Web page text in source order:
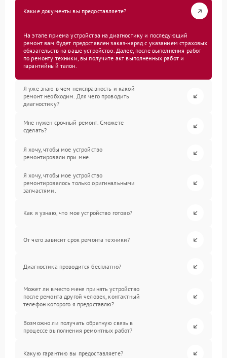
Какие документы вы предоставляете?
На этапе приема устройства на диагностику и последующий
ремонт вам будет предоставлен заказ-наряд с указанием страховых
обязательств на ваше устройство. Далее, после выполнения работ
по ремонту техники, вы получите акт выполненных работ и
гарантийный талон.
Я уже знаю в чем неисправность и какой
ремонт необходим. Для чего проводить
диагностику?
Мне нужен срочный ремонт. Сможете
сделать?
Я хочу, чтобы мое устройство
ремонтировали при мне.
Я хочу, чтобы мое устройство
ремонтировалось только оригинальными
запчастями.
Как я узнаю, что мое устройство готово?
От чего зависит срок ремонта техники?
Диагностика проводится бесплатно?
Может ли вместо меня принять устройство
после ремонта другой человек, контактный
телефон которого я предоставлю?
Возможно ли получать обратную связь в
процессе выполнения ремонтных работ?
Какую гарантию вы предоставляете?